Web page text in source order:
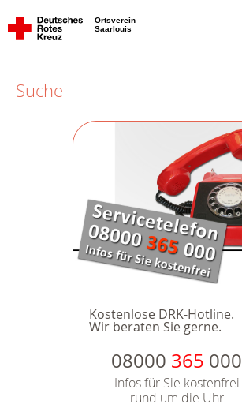
Ortsverein
Saarlouis
Suche
Kostenlose DRK-Hotline.
Wir beraten Sie gerne.
08000 365 000
Infos für Sie kostenfrei
rund um die Uhr